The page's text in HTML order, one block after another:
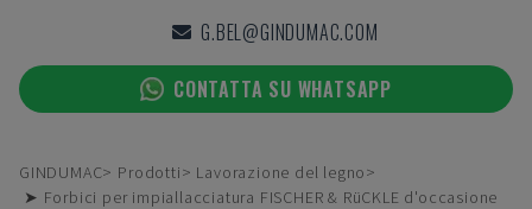
G.BEL@GINDUMAC.COM
CONTATTA SU WHATSAPP
GINDUMAC Prodotti
Lavorazione del legno
➤ Forbici per impiallacciatura FISCHER & RüCKLE d'occasione